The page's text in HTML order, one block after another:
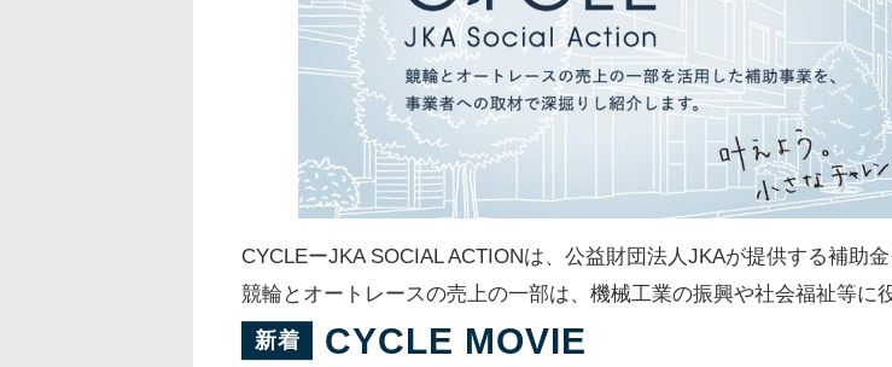
CYCLEーJKA SOCIAL ACTIONは、公益財団法人JKAが提供する補助
競輪とオートレースの売上の一部は、機械工業の振興や社会福祉等に
CYCLE MOVIE